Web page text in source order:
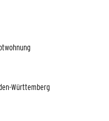
Württemberg